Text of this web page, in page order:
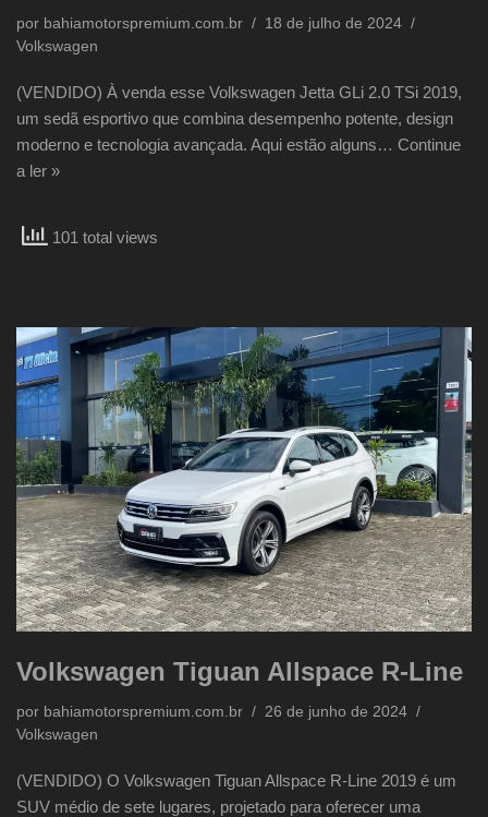
por bahiamotorspremium.com.br
18 de julho de 2024
Volkswagen
(VENDIDO) À venda esse Volkswagen Jetta GLi 2.0 TSi 2019,
um sedã esportivo que combina desempenho potente, design
moderno e tecnologia avançada. Aqui estão alguns… Continue
a ler »
101 total views
Volkswagen Tiguan Allspace R-Line
por bahiamotorspremium.com.br
26 de junho de 2024
Volkswagen
(VENDIDO) O Volkswagen Tiguan Allspace R-Line 2019 é um
SUV médio de sete lugares, projetado para oferecer uma